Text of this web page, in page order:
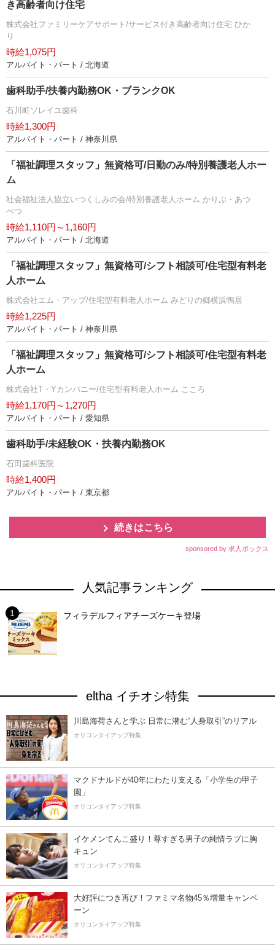
き高齢者向け住宅
株式会社ファミリーケアサポート/サービス付き高齢者向け住宅 ひか
り
時給1,075円
アルバイト・パート / 北海道
歯科助手/扶養内勤務OK・ブランクOK
石川町ソレイユ歯科
時給1,300円
アルバイト・パート / 神奈川県
「福祉調理スタッフ」無資格可/日勤のみ/特別養護老人ホー
ム
社会福祉法人協立いつくしみの会/特別養護老人ホーム かりぷ・あつ
べつ
時給1,110円～1,160円
アルバイト・パート / 北海道
「福祉調理スタッフ」無資格可/シフト相談可/住宅型有料老
人ホーム
株式会社エム・アップ/住宅型有料老人ホーム みどりの郷横浜鴨居
時給1,225円
アルバイト・パート / 神奈川県
「福祉調理スタッフ」無資格可/シフト相談可/住宅型有料老
人ホーム
株式会社T・Yカンパニー/住宅型有料老人ホーム こころ
時給1,170円～1,270円
アルバイト・パート / 愛知県
歯科助手/未経験OK・扶養内勤務OK
石田歯科医院
時給1,400円
アルバイト・パート / 東京都
続きはこちら
sponsored by 求人ボックス
人気記事ランキング
フィラデルフィアチーズケーキ登場
eltha イチオシ特集
川島海荷さんと学ぶ 日常に潜む“人身取引”のリアル
オリコンタイアップ特集
マクドナルドが40年にわたり支える「小学生の甲子
園」
オリコンタイアップ特集
イケメンてんこ盛り！尊すぎる男子の純情ラブに胸
キュン
オリコンタイアップ特集
大好評につき再び！ファミマ名物45％増量キャンペ
ーン
オリコンタイアップ特集